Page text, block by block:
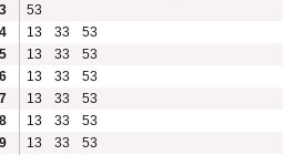
3
53
4
13 33
53
5
13 33
53
6
13 33
53
7
13 33
53
8
13 33
53
9
13 33
53